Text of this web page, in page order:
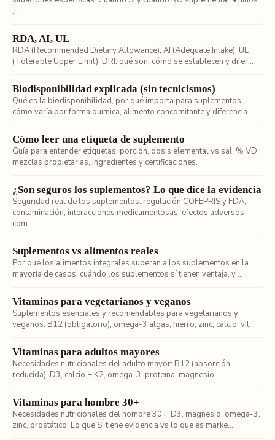
...
RDA, AI, UL
RDA (Recommended Dietary Allowance), AI (Adequate Intake), UL
(Tolerable Upper Limit), DRI: qué son, cómo se establecen y difer...
Biodisponibilidad explicada (sin tecnicismos)
Qué es la biodisponibilidad, por qué importa para suplementos,
cómo varía por forma química, alimento concomitante y diferencia...
Cómo leer una etiqueta de suplemento
Guía para entender etiquetas: porción, dosis elemental vs sal, % VD,
mezclas propietarias, ingredientes y certificaciones.
¿Son seguros los suplementos? Lo que dice la evidencia
Seguridad real de los suplementos: regulación COFEPRIS y FDA,
contaminación, interacciones medicamentosas, efectos adversos
com...
Suplementos vs alimentos reales
Por qué los alimentos integrales superan a los suplementos en la
mayoría de casos, cuándo los suplementos sí tienen ventaja, y ...
Vitaminas para vegetarianos y veganos
Suplementos esenciales y recomendables para vegetarianos y
veganos: B12 (obligatorio), omega-3 algas, hierro, zinc, calcio, vit...
Vitaminas para adultos mayores
Necesidades nutricionales del adulto mayor: B12 (absorción
reducida), D3, calcio + K2, omega-3, proteína, magnesio.
Vitaminas para hombre 30+
Necesidades nutricionales del hombre 30+: D3, magnesio, omega-3,
zinc, prostático. Lo que SÍ tiene evidencia vs lo que es marke...